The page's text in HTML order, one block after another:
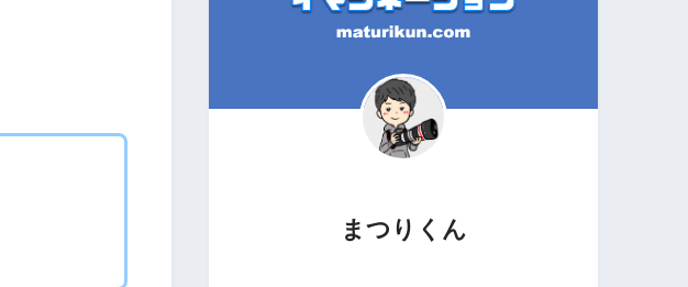
まつりくん